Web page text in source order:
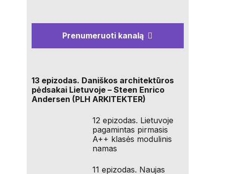
Prenumeruoti kanalą
13 epizodas. Daniškos architektūros
pėdsakai Lietuvoje – Steen Enrico
Andersen (PLH ARKITEKTER)
12 epizodas. Lietuvoje
pagamintas pirmasis
A++ klasės modulinis
namas
11 epizodas. Naujas